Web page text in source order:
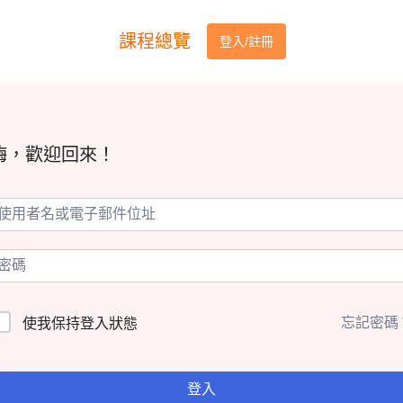
課程總覽 登入/註冊
，歡迎回來！
使我保持登入狀態 忘記密碼
登入